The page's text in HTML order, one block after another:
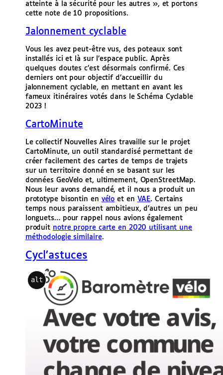
atteinte à la sécurité pour les autres », et portons
cette note de 10 propositions.
Jalonnement cyclable
Vous les avez peut-être vus, des poteaux sont
installés ici et là sur l’espace public. Après
quelques doutes c’est désormais confirmé. Ces
derniers ont pour objectif d’accueillir du
jalonnement cyclable, en mettant en avant les
fameux itinéraires votés dans le Schéma Cyclable
2023 !
CartoMinute
Le collectif Nouvelles Aires travaille sur le projet
CartoMinute, un outil standardisé permettant de
créer facilement des cartes de temps de trajets
sur un territoire donné en se basant sur les
données GeoVelo et, ultimement, OpenStreetMap.
Nous leur avons demandé, et il nous a produit un
prototype bisontin en vélo et en VAE. Certains
temps nous paraissent ambitieux, d’autres un peu
longuets… pour rappel nous avions également
produit notre propre carte en 2020 utilisant une
méthodologie similaire.
Cycl’astuces
alt